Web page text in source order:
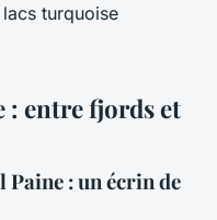
turquoise
: entre fjords et
: un écrin de